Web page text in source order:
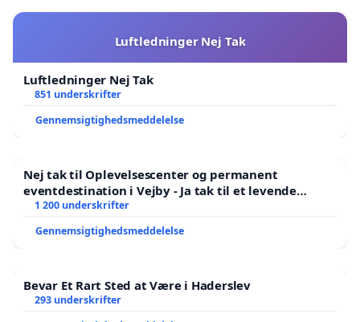
Luftledninger Nej Tak
Luftledninger Nej Tak
851 underskrifter
Gennemsigtighedsmeddelelse
Nej tak til Oplevelsescenter og permanent
eventdestination i Vejby - Ja tak til et levende
lokalområde i balance
1 200 underskrifter
Gennemsigtighedsmeddelelse
Bevar Et Rart Sted at Være i Haderslev
293 underskrifter